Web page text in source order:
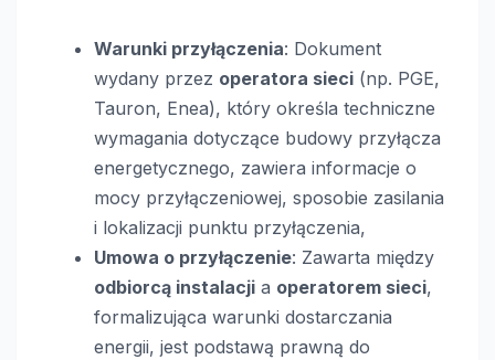
Warunki przyłączenia: Dokument
wydany przez operatora sieci (np. PGE,
Tauron, Enea), który określa techniczne
wymagania dotyczące budowy przyłącza
energetycznego, zawiera informacje o
mocy przyłączeniowej, sposobie zasilania
i lokalizacji punktu przyłączenia,
Umowa o przyłączenie: Zawarta między
odbiorcą instalacji a operatorem sieci,
formalizująca warunki dostarczania
energii, jest podstawą prawną do